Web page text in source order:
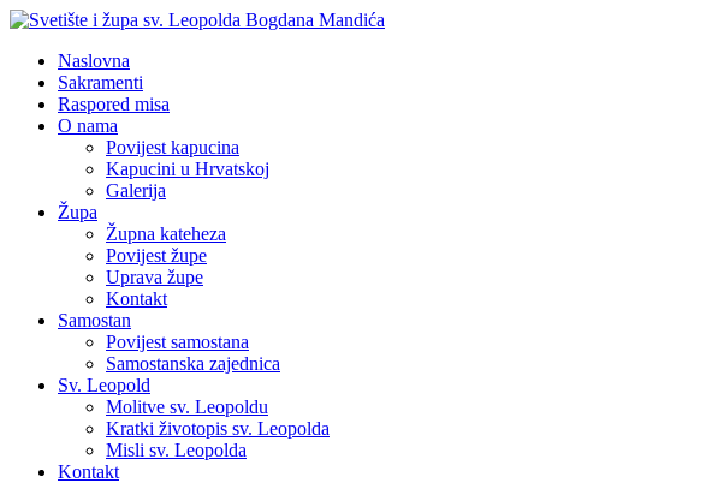
Naslovna
Sakramenti
Raspored misa
O nama
Povijest kapucina
Kapucini u Hrvatskoj
Galerija
Župa
Župna kateheza
Povijest župe
Uprava župe
Kontakt
Samostan
Povijest samostana
Samostanska zajednica
Sv. Leopold
Molitve sv. Leopoldu
Kratki životopis sv. Leopolda
Misli sv. Leopolda
Kontakt